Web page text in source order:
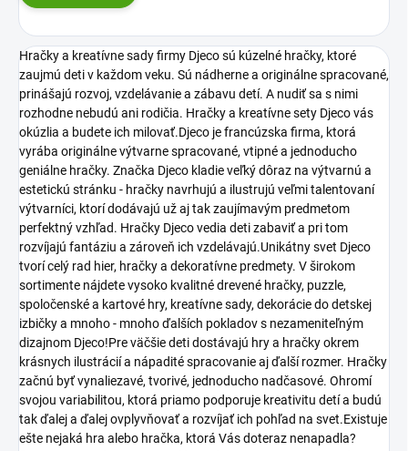
Hračky a kreatívne sady firmy Djeco sú kúzelné hračky, ktoré
zaujmú deti v každom veku. Sú nádherne a originálne spracované,
prinášajú rozvoj, vzdelávanie a zábavu detí. A nudiť sa s nimi
rozhodne nebudú ani rodičia. Hračky a kreatívne sety Djeco vás
okúzlia a budete ich milovať.Djeco je francúzska firma, ktorá
vyrába originálne výtvarne spracované, vtipné a jednoducho
geniálne hračky. Značka Djeco kladie veľký dôraz na výtvarnú a
estetickú stránku - hračky navrhujú a ilustrujú veľmi talentovaní
výtvarníci, ktorí dodávajú už aj tak zaujímavým predmetom
perfektný vzhľad. Hračky Djeco vedia deti zabaviť a pri tom
rozvíjajú fantáziu a zároveň ich vzdelávajú.Unikátny svet Djeco
tvorí celý rad hier, hračky a dekoratívne predmety. V širokom
sortimente nájdete vysoko kvalitné drevené hračky, puzzle,
spoločenské a kartové hry, kreatívne sady, dekorácie do detskej
izbičky a mnoho - mnoho ďalších pokladov s nezameniteľným
dizajnom Djeco!Pre väčšie deti dostávajú hry a hračky okrem
krásnych ilustrácií a nápadité spracovanie aj ďalší rozmer. Hračky
začnú byť vynaliezavé, tvorivé, jednoducho nadčasové. Ohromí
svojou variabilitou, ktorá priamo podporuje kreativitu detí a budú
tak ďalej a ďalej ovplyvňovať a rozvíjať ich pohľad na svet.Existuje
ešte nejaká hra alebo hračka, ktorá Vás doteraz nenapadla?